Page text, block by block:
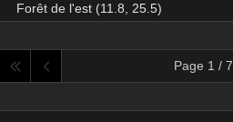
Forêt de l'est (11.8, 25.5)
Page 1 / 7